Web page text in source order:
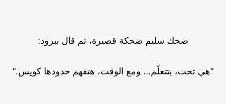
ضحك سليم ضحكة قصيرة، ثم قال ببرود:
"هي تحت، بتتعلّم... ومع الوقت، هتفهم حدودها كويس."